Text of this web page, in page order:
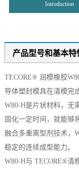
Introduction
产品型号和基本特
TECORE® 润模橡胶
导体塑封模具在清模完
W80-H是片状材料，无
固化一定时间，就能够
融合多重离型剂技术，
稳定的连续成型能力。
W80-H与 TECORE®清